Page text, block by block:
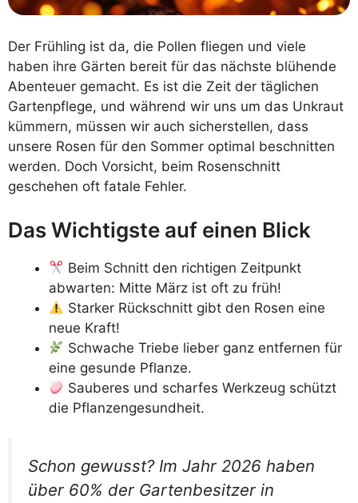
Der Frühling ist da, die Pollen fliegen und viele
haben ihre Gärten bereit für das nächste blühende
Abenteuer gemacht. Es ist die Zeit der täglichen
Gartenpflege, und während wir uns um das Unkraut
kümmern, müssen wir auch sicherstellen, dass
unsere Rosen für den Sommer optimal beschnitten
werden. Doch Vorsicht, beim Rosenschnitt
geschehen oft fatale Fehler.
Das Wichtigste auf einen Blick
Beim Schnitt den richtigen Zeitpunkt
abwarten: Mitte März ist oft zu früh!
Starker Rückschnitt gibt den Rosen eine
neue Kraft!
Schwache Triebe lieber ganz entfernen für
eine gesunde Pflanze.
Sauberes und scharfes Werkzeug schützt
die Pflanzengesundheit.
Schon gewusst? Im Jahr 2026 haben
über 60% der Gartenbesitzer in